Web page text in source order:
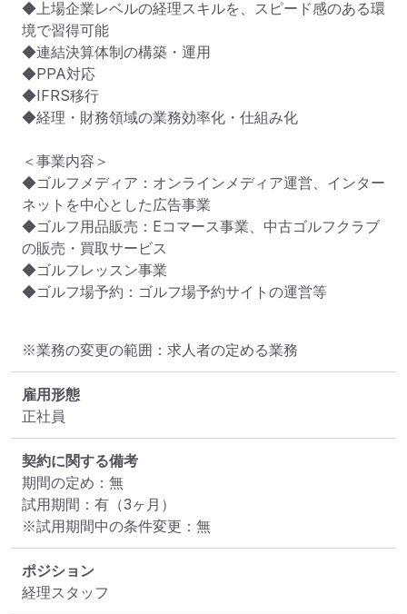
◆上場企業レベルの経理スキルを、スピード感のある環
境で習得可能
◆連結決算体制の構築・運用
◆PPA対応
◆IFRS移行
◆経理・財務領域の業務効率化・仕組み化
＜事業内容＞
◆ゴルフメディア：オンラインメディア運営、インター
ネットを中心とした広告事業
◆ゴルフ用品販売：Eコマース事業、中古ゴルフクラブ
の販売・買取サービス
◆ゴルフレッスン事業
◆ゴルフ場予約：ゴルフ場予約サイトの運営等
※業務の変更の範囲：求人者の定める業務
雇用形態
正社員
契約に関する備考
期間の定め：無
試用期間：有（3ヶ月）
※試用期間中の条件変更：無
ポジション
経理スタッフ